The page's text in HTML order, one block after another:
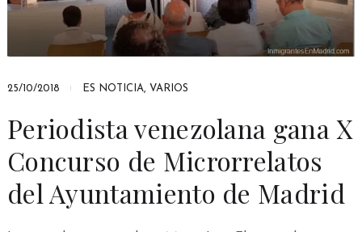
25/10/2018 ES NOTICIA, VARIOS
Periodista venezolana gana X
Concurso de Microrrelatos
del Ayuntamiento de Madrid